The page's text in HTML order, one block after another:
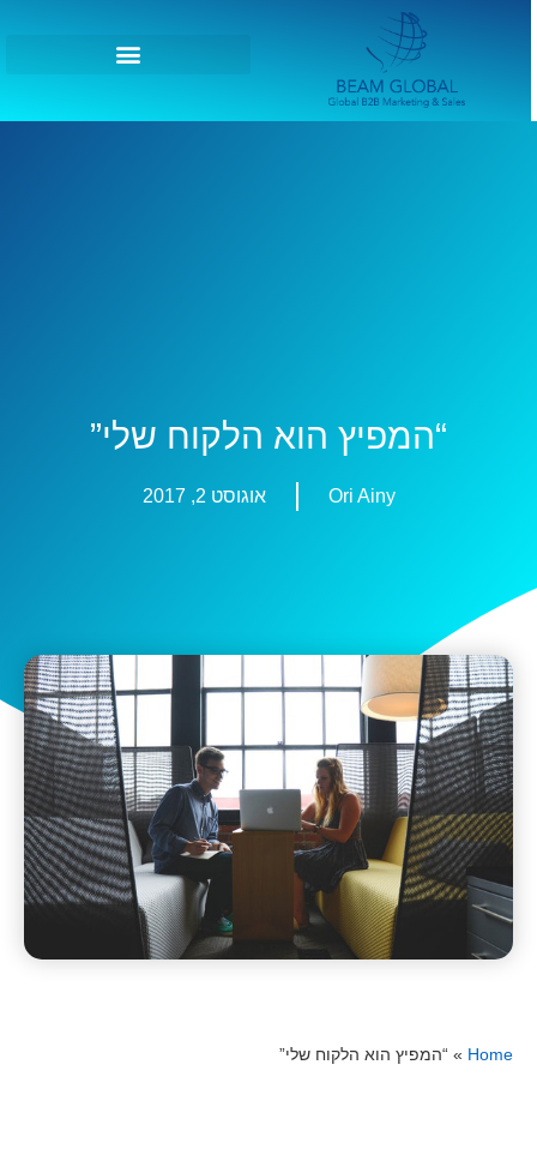
“המפיץ הוא הלקוח שלי”
Ori Ainy אוגוסט 2, 2017
Home
» “המפיץ הוא הלקוח שלי”